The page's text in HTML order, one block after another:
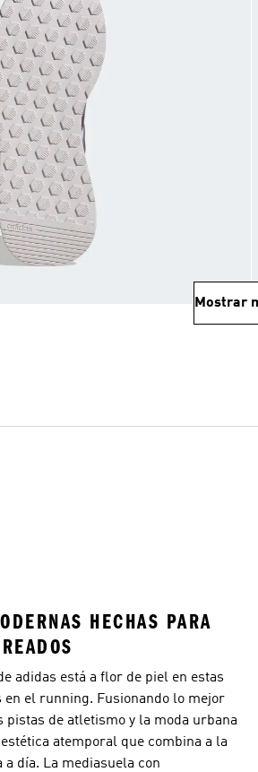
Mostrar
HECHAS PARA
adidas está a flor de piel en estas
el running. Fusionando lo mejor
pistas de atletismo y la moda urbana
atemporal que combina a la
día. La mediasuela con